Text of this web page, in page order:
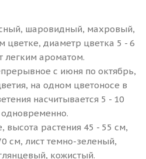
шаровидный, махровый,
цветке, диаметр цветка 5 - 6
легким ароматом.
с июня по октябрь,
на одном цветоносе в
насчитывается 5 - 10
высота растения 45 - 55 см,
см, лист темно-зеленый,
кожистый.